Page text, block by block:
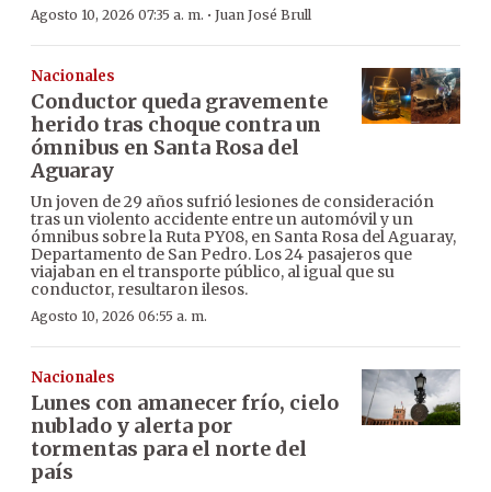
Agosto 10, 2026 07:35 a. m. · Juan José Brull
Nacionales
Conductor queda gravemente
herido tras choque contra un
ómnibus en Santa Rosa del
Aguaray
Un joven de 29 años sufrió lesiones de consideración
tras un violento accidente entre un automóvil y un
ómnibus sobre la Ruta PY08, en Santa Rosa del Aguaray,
Departamento de San Pedro. Los 24 pasajeros que
viajaban en el transporte público, al igual que su
conductor, resultaron ilesos.
Agosto 10, 2026 06:55 a. m.
Nacionales
Lunes con amanecer frío, cielo
nublado y alerta por
tormentas para el norte del
país